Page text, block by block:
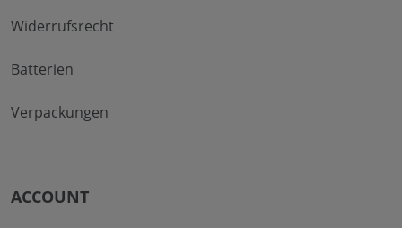
Widerrufsrecht
Batterien
Verpackungen
ACCOUNT